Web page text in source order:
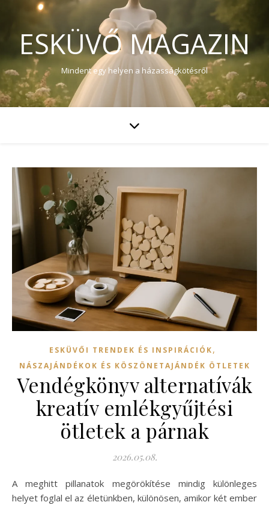
ESKÜVŐ MAGAZIN
Mindent egy helyen a házasságkötésről
ESKÜVŐI TRENDEK ÉS INSPIRÁCIÓK,
NÁSZAJÁNDÉKOK ÉS KÖSZÖNETAJÁNDÉK ÖTLETEK
Vendégkönyv alternatívák
kreatív emlékgyűjtési
ötletek a párnak
2026.05.08.
A meghitt pillanatok megörökítése mindig különleges
helyet foglal el az életünkben, különösen, amikor két ember